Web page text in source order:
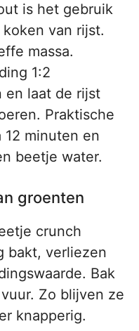
is het gebruik
van rijst.
massa.
1:2
en laat de rijst
Praktische
minuten en
beetje water.
groenten
crunch
bakt, verliezen
Bak
Zo blijven ze
knapperig.